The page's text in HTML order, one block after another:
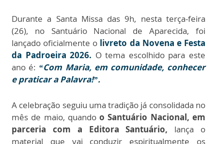
Durante a Santa Missa das 9h, nesta terça-feira
(26), no Santuário Nacional de Aparecida, foi
lançado oficialmente o livreto da Novena e Festa
da Padroeira 2026. O tema escolhido para este
ano é: “Com Maria, em comunidade, conhecer
e praticar a Palavra!”.
A celebração seguiu uma tradição já consolidada no
mês de maio, quandoo Santuário Nacional, em
parceria com a Editora Santuário, lança o
material que vai conduzir espiritualmente os